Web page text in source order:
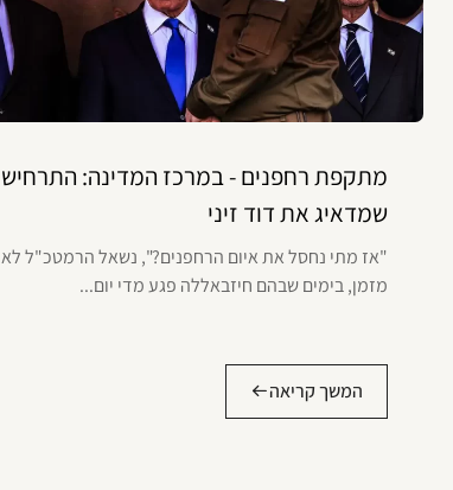
מתקפת רחפנים - במרכז המדינה: התרחיש
שמדאיג את דוד זיני
"אז מתי נחסל את איום הרחפנים?", נשאל הרמטכ"ל לא
מזמן, בימים שבהם חיזבאללה פגע מדי יום...
המשך קריאה